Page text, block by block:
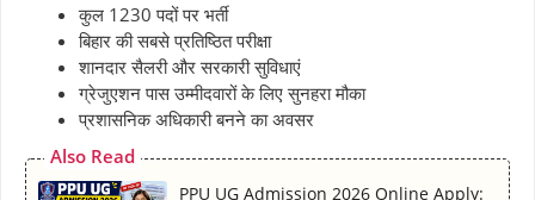
कुल 1230 पदों पर भर्ती
बिहार की सबसे प्रतिष्ठित परीक्षा
शानदार सैलरी और सरकारी सुविधाएं
ग्रेजुएशन पास उम्मीदवारों के लिए सुनहरा मौका
प्रशासनिक अधिकारी बनने का अवसर
Also Read
PPU UG Admission 2026 Online Apply: